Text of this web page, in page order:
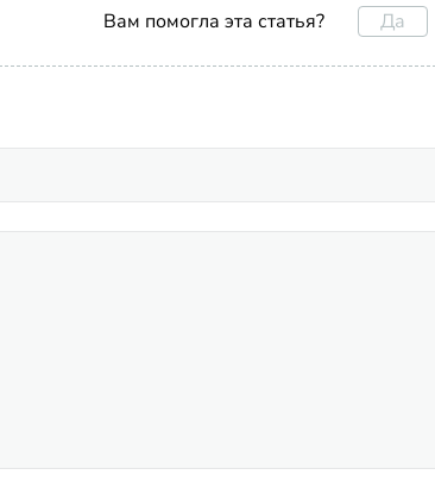
Вам помогла эта статья? Да